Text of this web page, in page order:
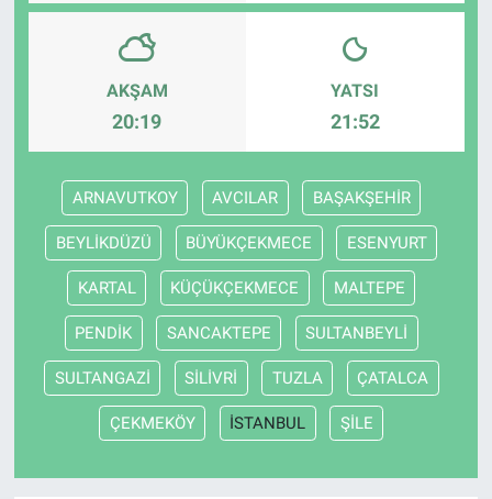
AKŞAM
20:19
YATSI
21:52
ARNAVUTKOY AVCILAR BAŞAKŞEHİR
BEYLİKDÜZÜ BÜYÜKÇEKMECE ESENYURT
KARTAL KÜÇÜKÇEKMECE MALTEPE
PENDİK SANCAKTEPE SULTANBEYLİ
SULTANGAZİ SİLİVRİ TUZLA ÇATALCA
ÇEKMEKÖY İSTANBUL ŞİLE